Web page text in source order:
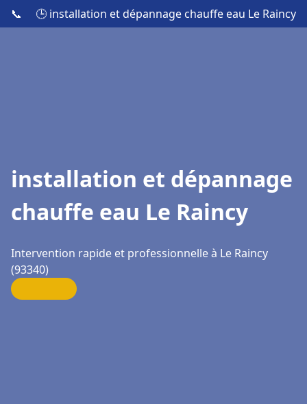
📞 🕒 installation et dépannage chauffe eau Le Raincy
installation et dépannage
chauffe eau Le Raincy
Intervention rapide et professionnelle à Le Raincy
(93340)